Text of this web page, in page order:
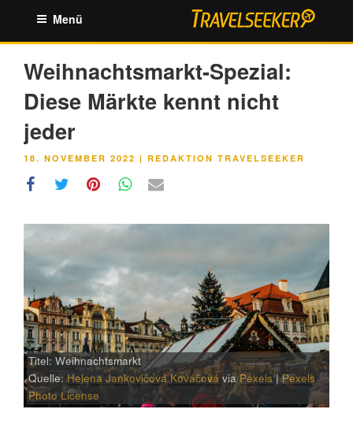
springen
Menü
Weihnachtsmarkt-Spezial:
Diese Märkte kennt nicht
jeder
VERÖFFENTLICHT
18. NOVEMBER 2022 | REDAKTION TRAVELSEEKER
Titel: Weihnachtsmarkt
Quelle: Helena Jankovičová KováčováviaPexels|Pexels
Photo License